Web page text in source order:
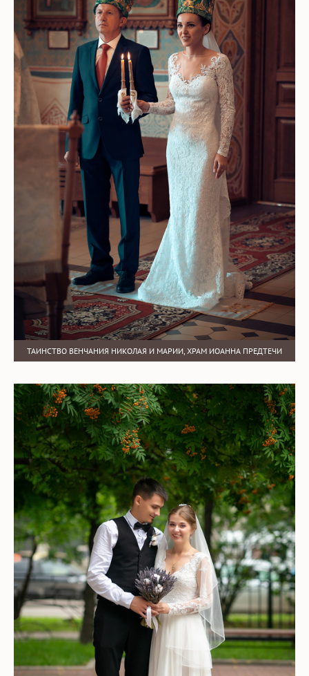
ТАИНСТВО ВЕНЧАНИЯ НИКОЛАЯ И МАРИИ, ХРАМ ИОАННА ПРЕДТЕЧИ